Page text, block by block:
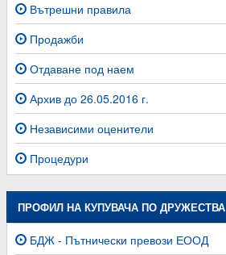
Вътрешни правила
Продажби
Отдаване под наем
Архив до 26.05.2016 г.
Независими оценители
Процедури
ПРОФИЛ НА КУПУВАЧА ПО ДРУЖЕСТВА
БДЖ - Пътнически превози ЕООД